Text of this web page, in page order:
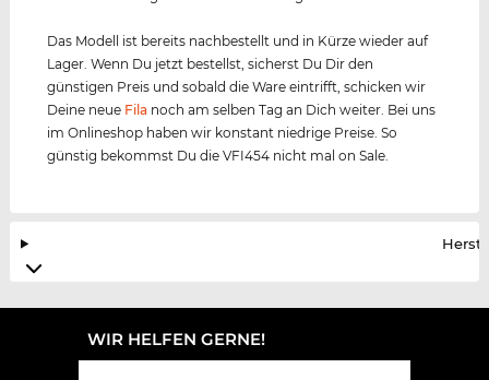
Das Modell ist bereits nachbestellt und in Kürze wieder auf
Lager. Wenn Du jetzt bestellst, sicherst Du Dir den
günstigen Preis und sobald die Ware eintrifft, schicken wir
Deine neue Fila noch am selben Tag an Dich weiter. Bei uns
im Onlineshop haben wir konstant niedrige Preise. So
günstig bekommst Du die VFI454 nicht mal on Sale.
WIR HELFEN GERNE!